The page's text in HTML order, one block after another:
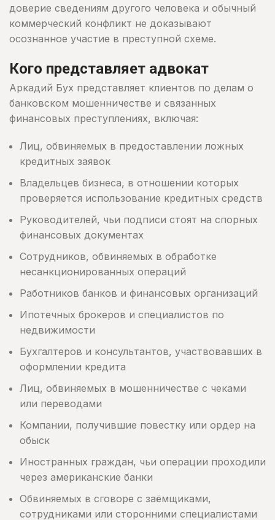
доверие сведениям другого человека и обычный
коммерческий конфликт не доказывают
осознанное участие в преступной схеме.
Кого представляет адвокат
Аркадий Бух представляет клиентов по делам о
банковском мошенничестве и связанных
финансовых преступлениях, включая:
Лиц, обвиняемых в предоставлении ложных
кредитных заявок
Владельцев бизнеса, в отношении которых
проверяется использование кредитных средств
Руководителей, чьи подписи стоят на спорных
финансовых документах
Сотрудников, обвиняемых в обработке
несанкционированных операций
Работников банков и финансовых организаций
Ипотечных брокеров и специалистов по
недвижимости
Бухгалтеров и консультантов, участвовавших в
оформлении кредита
Лиц, обвиняемых в мошенничестве с чеками
или переводами
Компании, получившие повестку или ордер на
обыск
Иностранных граждан, чьи операции проходили
через американские банки
Обвиняемых в сговоре с заёмщиками,
сотрудниками или сторонними специалистами